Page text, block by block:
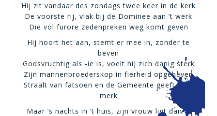
Hij zit vandaar des zondags twee keer in de kerk
De voorste rij, vlak bij de Dominee aan ’t werk
Die vol furore zedenpreken weg komt geven
Hij hoort het aan, stemt er mee in, zonder te
beven
Godsvruchtig als -ie is, voelt hij zich danig sterk
Zijn mannenbroederskop in fierheid opgeheven
Straalt van fatsoen en de Gemeente geeft hem
merk
Maar ’s nachts in ’t huis, zijn vrouw ligt dan al